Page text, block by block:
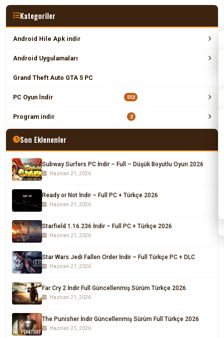
Kategoriler
Android Hile Apk indir
Android Uygulamaları
Grand Theft Auto GTA 5 PC
PC Oyun İndir 552
Program indir 2
Son Eklenenler
Subway Surfers PC İndir – Full – Düşük Boyutlu Oyun 2026
Haziran 21, 2026
Ready or Not İndir – Full PC + Türkçe 2026
Haziran 21, 2026
Starfield 1.16.236 İndir – Full PC + Türkçe 2026
Haziran 21, 2026
Star Wars Jedi Fallen Order İndir – Full Türkçe PC + DLC
Haziran 21, 2026
Far Cry 2 İndir Full Güncellenmiş Sürüm Türkçe 2026
Haziran 21, 2026
The Punisher İndir Güncellenmiş Sürüm Full Türkçe 2026
Haziran 21, 2026